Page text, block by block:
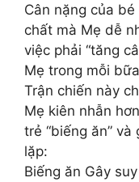
Cân nặng của
chất mà Mẹ dễ
việc phải “tăng
Mẹ trong mỗi
Trận chiến này
Mẹ kiên nhẫn
trẻ “biếng ăn”
lặp:
Biếng ăn Gây